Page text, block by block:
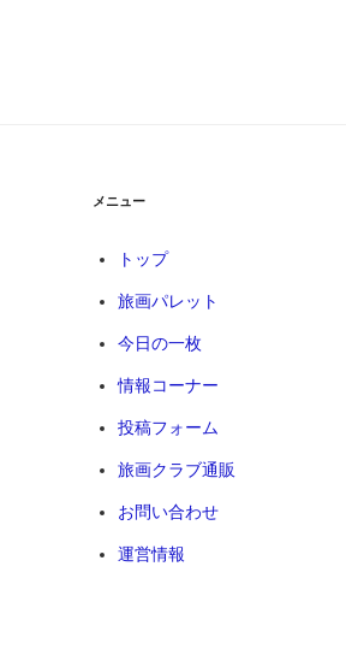
シ
メニュー
トップ
旅画パレット
今日の一枚
情報コーナー
投稿フォーム
旅画クラブ通販
お問い合わせ
運営情報